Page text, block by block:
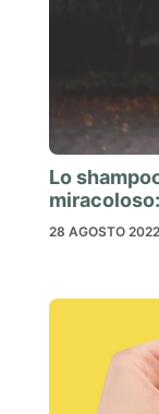
Lo
28 AGOSTO 2022